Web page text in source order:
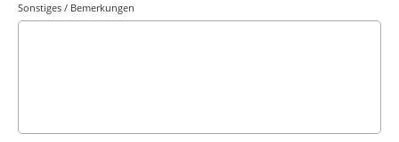
Sonstiges / Bemerkungen